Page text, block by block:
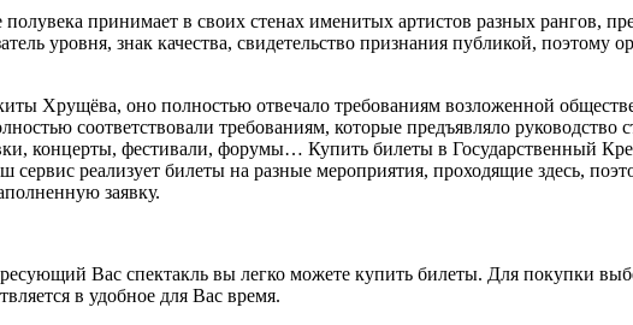
принимает в своих стенах именитых артистов разных рангов,
уровня, знак качества, свидетельство признания публикой, поэтому
Хрущёва, оно полностью отвечало требованиям возложенной
соответствовали требованиям, которые предъявляло
концерты, фестивали, форумы… Купить билеты в Государственный
реализует билеты на разные мероприятия, проходящие здесь,
заявку.
Вас спектакль вы легко можете купить билеты. Для покупки
в удобное для Вас время.